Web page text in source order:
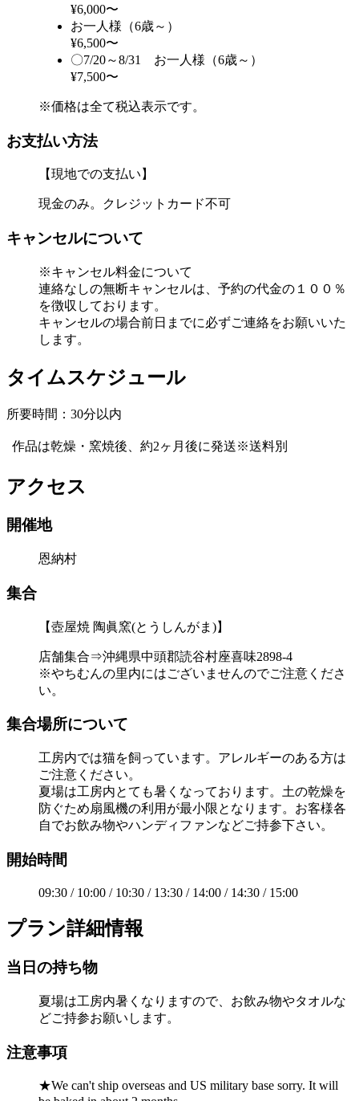
¥6,000〜
お一人様（6歳～）
¥6,500〜
〇7/20～8/31 お一人様（6歳～）
¥7,500〜
※価格は全て税込表示です。
お支払い方法
【現地での支払い】
現金のみ。クレジットカード不可
キャンセルについて
※キャンセル料金について
連絡なしの無断キャンセルは、予約の代金の１００％
を徴収しております。
キャンセルの場合前日までに必ずご連絡をお願いいた
します。
タイムスケジュール
所要時間：30分以内
作品は乾燥・窯焼後、約2ヶ月後に発送※送料別
アクセス
開催地
恩納村
集合
【壺屋焼 陶眞窯(とうしんがま)】
店舗集合⇒沖縄県中頭郡読谷村座喜味2898-4
※やちむんの里内にはございませんのでご注意くださ
い。
集合場所について
工房内では猫を飼っています。アレルギーのある方は
ご注意ください。
夏場は工房内とても暑くなっております。土の乾燥を
防ぐため扇風機の利用が最小限となります。お客様各
自でお飲み物やハンディファンなどご持参下さい。
開始時間
09:30 / 10:00 / 10:30 / 13:30 / 14:00 / 14:30 / 15:00
プラン詳細情報
当日の持ち物
夏場は工房内暑くなりますので、お飲み物やタオルな
どご持参お願いします。
注意事項
★We can't ship overseas and US military base sorry. It will